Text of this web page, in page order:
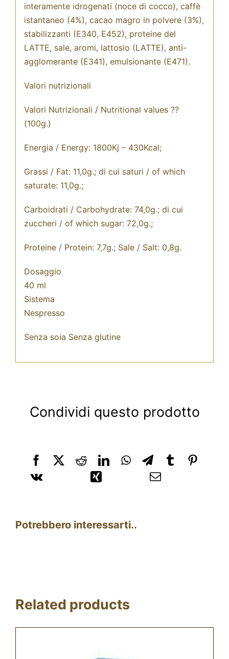
interamente idrogenati (noce di cocco), caffè
istantaneo (4%), cacao magro in polvere (3%),
stabilizzanti (E340, E452), proteine del
LATTE, sale, aromi, lattosio (LATTE), anti-
agglomerante (E341), emulsionante (E471).
Valori nutrizionali
Valori Nutrizionali / Nutritional values ??
(100g.)
Energia / Energy: 1800Kj – 430Kcal;
Grassi / Fat: 11,0g.; di cui saturi / of which
saturate: 11,0g.;
Carboidrati / Carbohydrate: 74,0g.; di cui
zuccheri / of which sugar: 72,0g.;
Proteine / Protein: 7,7g.; Sale / Salt: 0,8g.
Dosaggio
40 ml
Sistema
Nespresso
Senza soia Senza glutine
Condividi questo prodotto
Potrebbero interessarti..
Related products